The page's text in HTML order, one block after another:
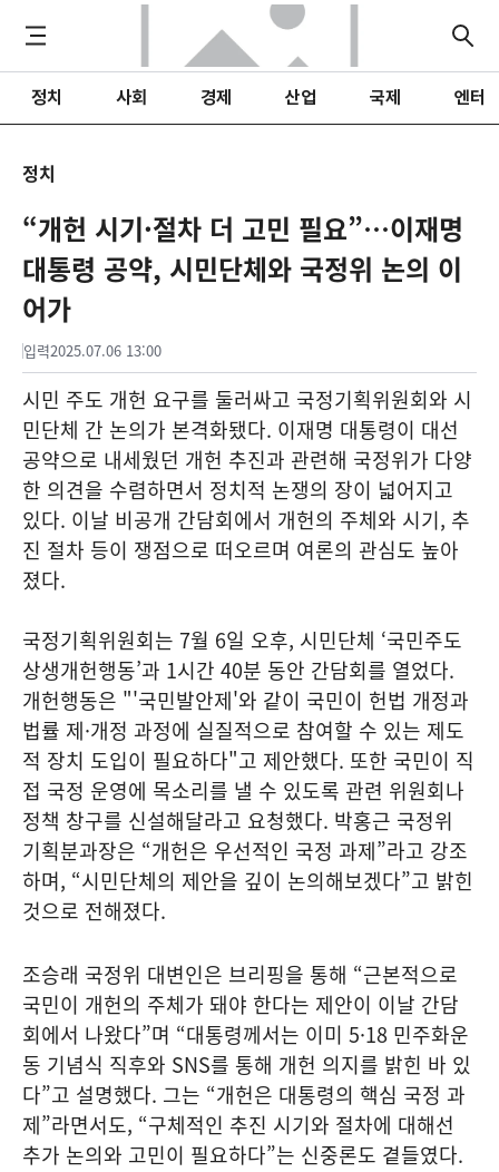
정치 사회 경제 산업 국제 엔터
정치
“개헌 시기·절차 더 고민 필요”…이재명
대통령 공약, 시민단체와 국정위 논의 이
어가
입력2025.07.06 13:00
시민 주도 개헌 요구를 둘러싸고 국정기획위원회와 시
민단체 간 논의가 본격화됐다. 이재명 대통령이 대선
공약으로 내세웠던 개헌 추진과 관련해 국정위가 다양
한 의견을 수렴하면서 정치적 논쟁의 장이 넓어지고
있다. 이날 비공개 간담회에서 개헌의 주체와 시기, 추
진 절차 등이 쟁점으로 떠오르며 여론의 관심도 높아
졌다.
국정기획위원회는 7월 6일 오후, 시민단체 ‘국민주도
상생개헌행동’과 1시간 40분 동안 간담회를 열었다.
개헌행동은 "'국민발안제'와 같이 국민이 헌법 개정과
법률 제·개정 과정에 실질적으로 참여할 수 있는 제도
적 장치 도입이 필요하다"고 제안했다. 또한 국민이 직
접 국정 운영에 목소리를 낼 수 있도록 관련 위원회나
정책 창구를 신설해달라고 요청했다. 박홍근 국정위
기획분과장은 “개헌은 우선적인 국정 과제”라고 강조
하며, “시민단체의 제안을 깊이 논의해보겠다”고 밝힌
것으로 전해졌다.
조승래 국정위 대변인은 브리핑을 통해 “근본적으로
국민이 개헌의 주체가 돼야 한다는 제안이 이날 간담
회에서 나왔다”며 “대통령께서는 이미 5·18 민주화운
동 기념식 직후와 SNS를 통해 개헌 의지를 밝힌 바 있
다”고 설명했다. 그는 “개헌은 대통령의 핵심 국정 과
제”라면서도, “구체적인 추진 시기와 절차에 대해선
추가 논의와 고민이 필요하다”는 신중론도 곁들였다.